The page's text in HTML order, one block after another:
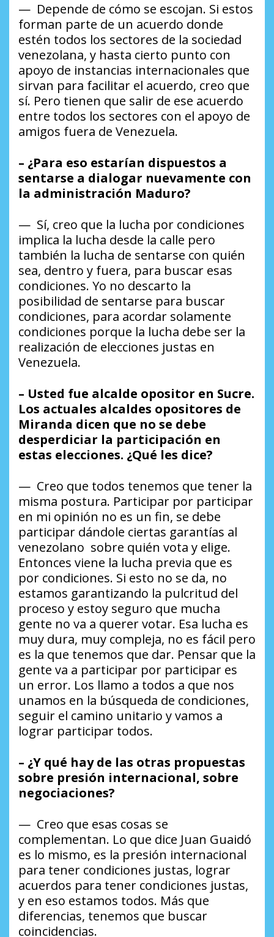
— Depende de cómo se escojan. Si estos
forman parte de un acuerdo donde
estén todos los sectores de la sociedad
venezolana, y hasta cierto punto con
apoyo de instancias internacionales que
sirvan para facilitar el acuerdo, creo que
sí. Pero tienen que salir de ese acuerdo
entre todos los sectores con el apoyo de
amigos fuera de Venezuela.
– ¿Para eso estarían dispuestos a
sentarse a dialogar nuevamente con
la administración Maduro?
— Sí, creo que la lucha por condiciones
implica la lucha desde la calle pero
también la lucha de sentarse con quién
sea, dentro y fuera, para buscar esas
condiciones. Yo no descarto la
posibilidad de sentarse para buscar
condiciones, para acordar solamente
condiciones porque la lucha debe ser la
realización de elecciones justas en
Venezuela.
– Usted fue alcalde opositor en Sucre.
Los actuales alcaldes opositores de
Miranda dicen que no se debe
desperdiciar la participación en
estas elecciones. ¿Qué les dice?
— Creo que todos tenemos que tener la
misma postura. Participar por participar
en mi opinión no es un fin, se debe
participar dándole ciertas garantías al
venezolano sobre quién vota y elige.
Entonces viene la lucha previa que es
por condiciones. Si esto no se da, no
estamos garantizando la pulcritud del
proceso y estoy seguro que mucha
gente no va a querer votar. Esa lucha es
muy dura, muy compleja, no es fácil pero
es la que tenemos que dar. Pensar que la
gente va a participar por participar es
un error. Los llamo a todos a que nos
unamos en la búsqueda de condiciones,
seguir el camino unitario y vamos a
lograr participar todos.
– ¿Y qué hay de las otras propuestas
sobre presión internacional, sobre
negociaciones?
— Creo que esas cosas se
complementan. Lo que dice Juan Guaidó
es lo mismo, es la presión internacional
para tener condiciones justas, lograr
acuerdos para tener condiciones justas,
y en eso estamos todos. Más que
diferencias, tenemos que buscar
coincidencias.